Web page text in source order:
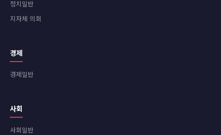
정치일반
지자체 의회
경제
경제일반
사회
사회일반